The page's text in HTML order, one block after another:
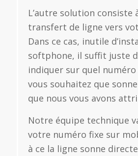
L’autre solution consiste
transfert de ligne vers
Dans ce cas, inutile
softphone, il suffit juste
indiquer sur quel
vous souhaitez que
que nous vous avons
Notre équipe technique
votre numéro fixe sur
à ce la ligne sonne